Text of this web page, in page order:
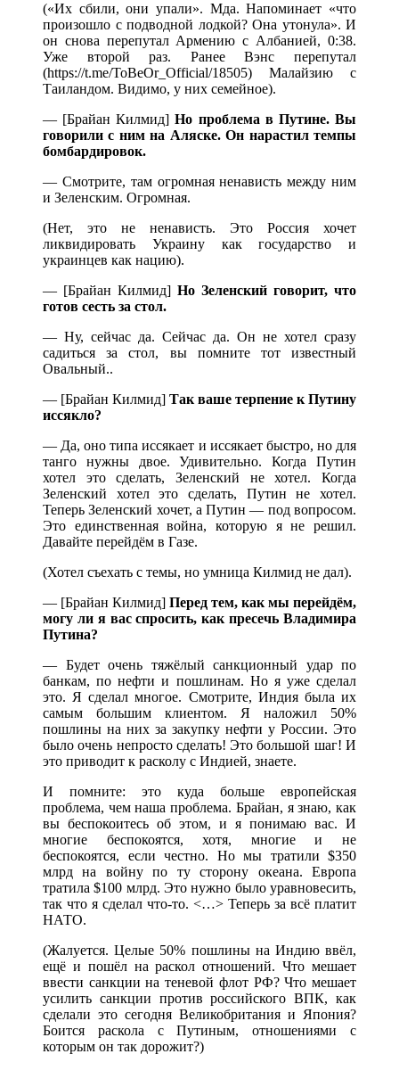
(«Их сбили, они упали». Мда. Напоминает «что
произошло с подводной лодкой? Она утонула». И
он снова перепутал Армению с Албанией, 0:38.
Уже второй раз. Ранее Вэнс перепутал
(https://t.me/ToBeOr_Official/18505) Малайзию с
Таиландом. Видимо, у них семейное).
— [Брайан Килмид]Но проблема в Путине. Вы
говорили с ним на Аляске. Он нарастил темпы
бомбардировок.
— Смотрите, там огромная ненависть между ним
и Зеленским. Огромная.
(Нет, это не ненависть. Это Россия хочет
ликвидировать Украину как государство и
украинцев как нацию).
— [Брайан Килмид] Но Зеленский говорит, что
готов сесть за стол.
— Ну, сейчас да. Сейчас да. Он не хотел сразу
садиться за стол, вы помните тот известный
Овальный..
— [Брайан Килмид] Так ваше терпение к Путину
иссякло?
— Да, оно типа иссякает и иссякает быстро, но для
танго нужны двое. Удивительно. Когда Путин
хотел это сделать, Зеленский не хотел. Когда
Зеленский хотел это сделать, Путин не хотел.
Теперь Зеленский хочет, а Путин — под вопросом.
Это единственная война, которую я не решил.
Давайте перейдём в Газе.
(Хотел съехать с темы, но умница Килмид не дал).
— [Брайан Килмид] Перед тем, как мы перейдём,
могу ли я вас спросить, как пресечь Владимира
Путина?
— Будет очень тяжёлый санкционный удар по
банкам, по нефти и пошлинам. Но я уже сделал
это. Я сделал многое. Смотрите, Индия была их
самым большим клиентом. Я наложил 50%
пошлины на них за закупку нефти у России. Это
было очень непросто сделать! Это большой шаг! И
это приводит к расколу с Индией, знаете.
И помните: это куда больше европейская
проблема, чем наша проблема. Брайан, я знаю, как
вы беспокоитесь об этом, и я понимаю вас. И
многие беспокоятся, хотя, многие и не
беспокоятся, если честно. Но мы тратили $350
млрд на войну по ту сторону океана. Европа
тратила $100 млрд. Это нужно было уравновесить,
так что я сделал что-то. <…> Теперь за всё платит
НАТО.
(Жалуется. Целые 50% пошлины на Индию ввёл,
ещё и пошёл на раскол отношений. Что мешает
ввести санкции на теневой флот РФ? Что мешает
усилить санкции против российского ВПК, как
сделали это сегодня Великобритания и Япония?
Боится раскола с Путиным, отношениями с
которым он так дорожит?)